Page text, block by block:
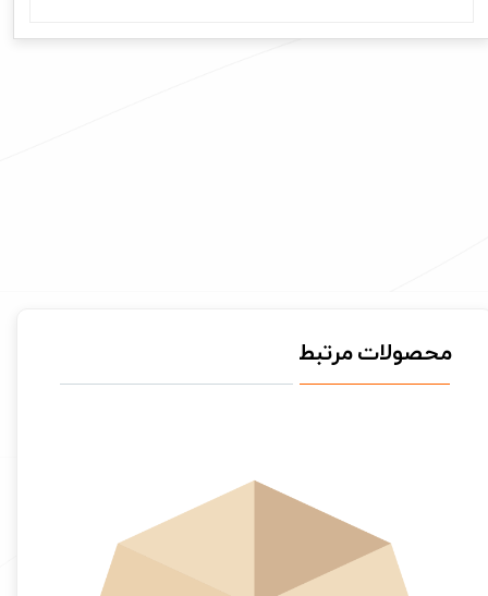
محصولات مرتبط